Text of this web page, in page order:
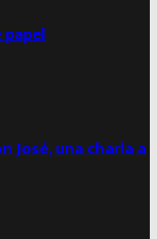
José, una charla a